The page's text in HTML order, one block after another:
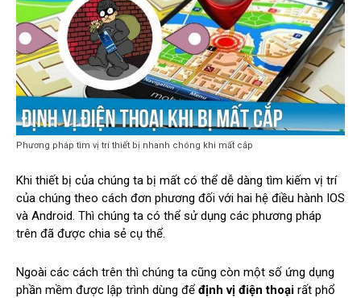
Phương pháp tìm vị trí thiết bị nhanh chóng khi mất cắp
Khi thiết bị của chúng ta bị mất có thể dễ dàng tìm kiếm vị trí
của chúng theo cách đơn phương đối với hai hệ điều hành IOS
và Android. Thì chúng ta có thể sử dụng các phương pháp
trên đã được chia sẻ cụ thể.
Ngoài các cách trên thì chúng ta cũng còn một số ứng dụng
phần mềm được lập trình dùng để định vị điện thoại rất phổ